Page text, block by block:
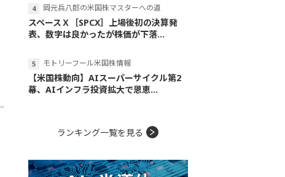
岡元兵八郎の米国株マスターへの道
スペースＸ［SPCX］上場後初の決算発
表、数字は良かったが株価が下落...
モトリーフール米国株情報
【米国株動向】AIスーパーサイクル第2
幕、AIインフラ投資拡大で恩恵...
ランキング一覧を見る